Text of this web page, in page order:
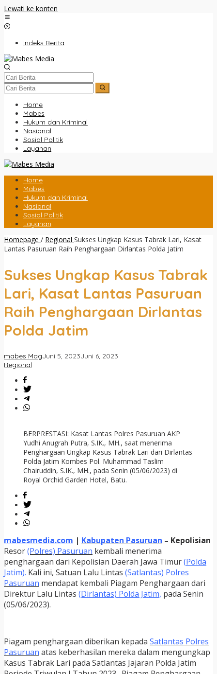
Lewati ke konten
Indeks Berita
Home
Mabes
Hukum dan Kriminal
Nasional
Sosial Politik
Layanan
Home
Mabes
Hukum dan Kriminal
Nasional
Sosial Politik
Layanan
Homepage / Regional Sukses Ungkap Kasus Tabrak Lari, Kasat
Lantas Pasuruan Raih Penghargaan Dirlantas Polda Jatim
Sukses Ungkap Kasus Tabrak
Lari, Kasat Lantas Pasuruan
Raih Penghargaan Dirlantas
Polda Jatim
mabes MagJuni 5, 2023Juni 6, 2023
Regional
BERPRESTASI: Kasat Lantas Polres Pasuruan AKP
Yudhi Anugrah Putra, S.IK., MH., saat menerima
Penghargaan Ungkap Kasus Tabrak Lari dari Dirlantas
Polda Jatim Kombes Pol. Muhammad Taslim
Chairuddin, S.IK., MH., pada Senin (05/06/2023) di
Royal Orchid Garden Hotel, Batu.
mabesmedia.com | Kabupaten Pasuruan – Kepolisian
Resor(Polres) Pasuruan kembali menerima
penghargaan dari Kepolisian Daerah Jawa Timur(Polda
Jatim). Kali ini, Satuan Lalu Lintas (Satlantas) Polres
Pasuruan mendapat kembali Piagam Penghargaan dari
Direktur Lalu Lintas (Dirlantas) Polda Jatim, pada Senin
(05/06/2023).
Piagam penghargaan diberikan kepada Satlantas Polres
Pasuruan atas keberhasilan mereka dalam mengungkap
Kasus Tabrak Lari pada Satlantas Jajaran Polda Jatim